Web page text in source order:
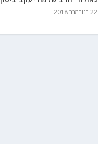
22 בנובמבר 2018